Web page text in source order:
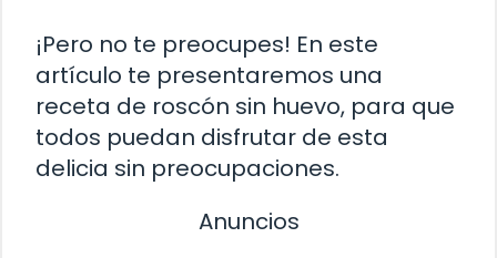
¡Pero no te preocupes! En este
artículo te presentaremos una
receta de roscón sin huevo, para que
todos puedan disfrutar de esta
delicia sin preocupaciones.
Anuncios